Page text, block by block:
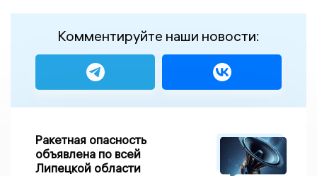
Комментируйте наши новости:
Ракетная опасность
объявлена по всей
Липецкой области